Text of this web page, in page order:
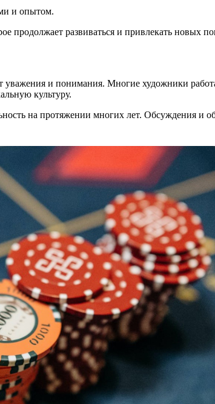
и опытом.
продолжает развиваться и привлекать новых
уважения и понимания. Многие художники
культуру.
на протяжении многих лет. Обсуждения и